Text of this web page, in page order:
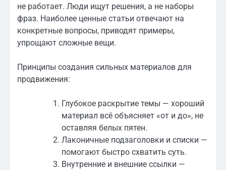
не работает. Люди ищут решения, а не наборы
фраз. Наиболее ценные статьи отвечают на
конкретные вопросы, приводят примеры,
упрощают сложные вещи.
Принципы создания сильных материалов для
продвижения:
Глубокое раскрытие темы — хороший
материал всё объясняет «от и до», не
оставляя белых пятен.
Лаконичные подзаголовки и списки —
помогают быстро схватить суть.
Внутренние и внешние ссылки —